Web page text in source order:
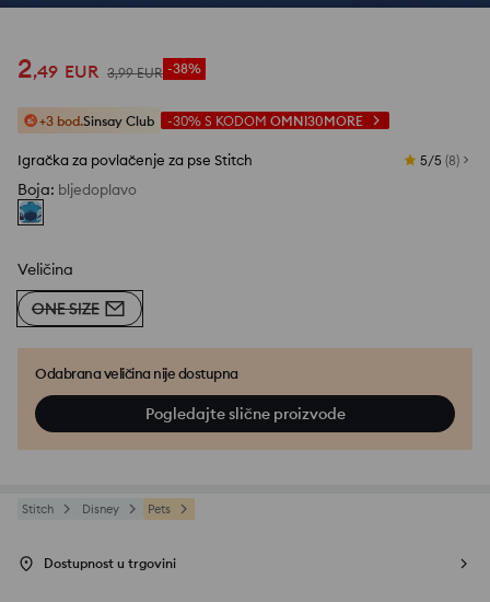
2,49 EUR 3,99 EUR -38%
+3 bod.Sinsay Club -30% S KODOM OMNI30MORE
Igračka za povlačenje za pse Stitch 5/5 (8)
Boja: bljedoplavo
Veličina
ONE SIZE
Odabrana veličina nije dostupna
Pogledajte slične proizvode
Stitch Disney Pets
Dostupnost u trgovini